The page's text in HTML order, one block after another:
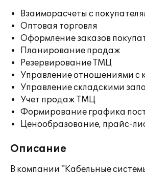
Взаиморасчеты с
Оптовая торговля
Оформление заказов
Планирование продаж
Резервирование ТМЦ
Управление отношениями с
Управление складскими
Учет продаж ТМЦ
Формирование графика
Ценообразование, прайс-
Описание
В компании "Кабельные